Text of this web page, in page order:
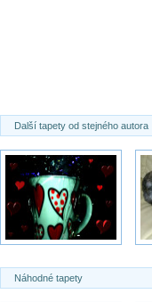
Další tapety od stejného autora
Náhodné tapety